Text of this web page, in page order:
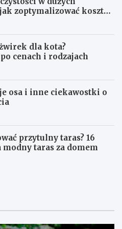
zoptymalizować koszty
dla kota?
cenach i rodzajach
osa i inne ciekawostki o
przytulny taras? 16
taras za domem